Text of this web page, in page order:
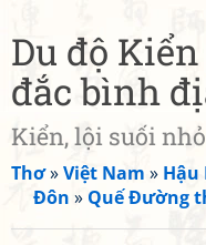
Du độ
đắc bình
Kiển, lội suối
Thơ»Việt Nam » Hậu
Đôn » Quế Đường